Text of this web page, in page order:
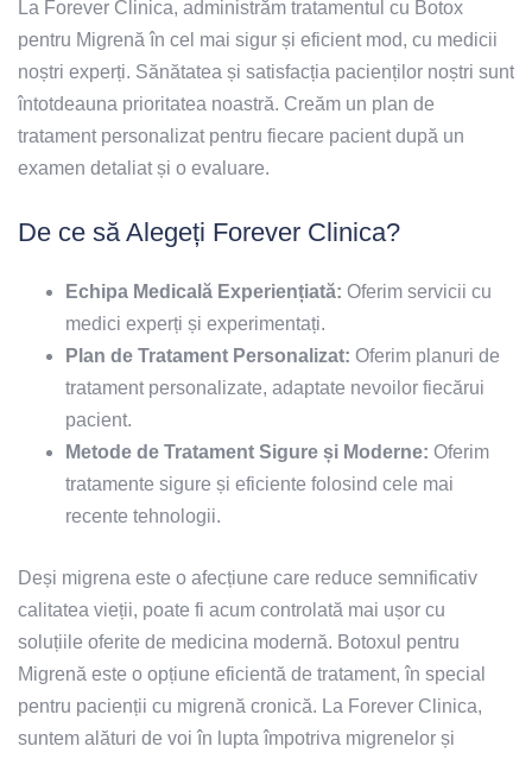
La Forever Clinica, administrăm tratamentul cu Botox
pentru Migrenă în cel mai sigur și eficient mod, cu medicii
noștri experți. Sănătatea și satisfacția pacienților noștri sunt
întotdeauna prioritatea noastră. Creăm un plan de
tratament personalizat pentru fiecare pacient după un
examen detaliat și o evaluare.
De ce să Alegeți Forever Clinica?
Echipa Medicală Experiențiată: Oferim servicii cu
medici experți și experimentați.
Plan de Tratament Personalizat: Oferim planuri de
tratament personalizate, adaptate nevoilor fiecărui
pacient.
Metode de Tratament Sigure și Moderne: Oferim
tratamente sigure și eficiente folosind cele mai
recente tehnologii.
Deși migrena este o afecțiune care reduce semnificativ
calitatea vieții, poate fi acum controlată mai ușor cu
soluțiile oferite de medicina modernă. Botoxul pentru
Migrenă este o opțiune eficientă de tratament, în special
pentru pacienții cu migrenă cronică. La Forever Clinica,
suntem alături de voi în lupta împotriva migrenelor și